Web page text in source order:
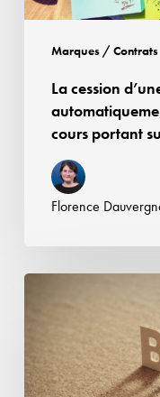
Marques / Contrats
des
contrats
cours
portant
marque
La cession
cours portant
Florence
of Drones
stoppé
par